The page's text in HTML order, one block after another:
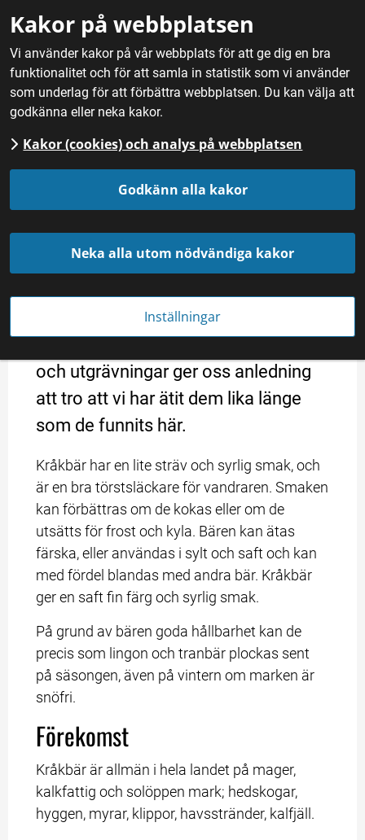
Kakor på webbplatsen
Vi använder kakor på vår webbplats för att ge dig en bra
funktionalitet och för att samla in statistik som vi använder
som underlag för att förbättra webbplatsen. Du kan välja att
godkänna eller neka kakor.
Kakor (cookies) och analys på webbplatsen
Godkänn alla kakor
Neka alla utom nödvändiga kakor
Inställningar
Hem / Mat / Frukt, bär och svamp / Kråkbär
Kråkbär
Kategori
Frukt, bär och svamp
I produktion sedan
Medeltiden
Kråkbär tillhör de tidigaste växter
som vandrat in i landet efter istiden,
och utgrävningar ger oss anledning
att tro att vi har ätit dem lika länge
som de funnits här.
Kråkbär har en lite sträv och syrlig smak, och
är en bra törstsläckare för vandraren. Smaken
kan förbättras om de kokas eller om de
utsätts för frost och kyla. Bären kan ätas
färska, eller användas i sylt och saft och kan
med fördel blandas med andra bär. Kråkbär
ger en saft fin färg och syrlig smak.
På grund av bären goda hållbarhet kan de
precis som lingon och tranbär plockas sent
på säsongen, även på vintern om marken är
snöfri.
Förekomst
Kråkbär är allmän i hela landet på mager,
kalkfattig och solöppen mark; hedskogar,
hyggen, myrar, klippor, havsstränder, kalfjäll.